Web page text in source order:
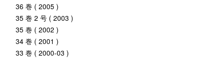
36 巻 ( 2005 )
35 巻 2 号 ( 2003 )
35 巻 ( 2002 )
34 巻 ( 2001 )
33 巻 ( 2000-03 )